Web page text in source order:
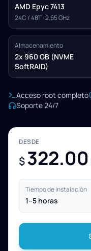
AMD Epyc 7413
24C / 48T · 2.65 GHz
Almacenamiento
2x 960 GB (NVME
SoftRAID)
Acceso root completo
Soporte 24/7
DESDE
$322.00
Tiempo de instalación
1–5 horas